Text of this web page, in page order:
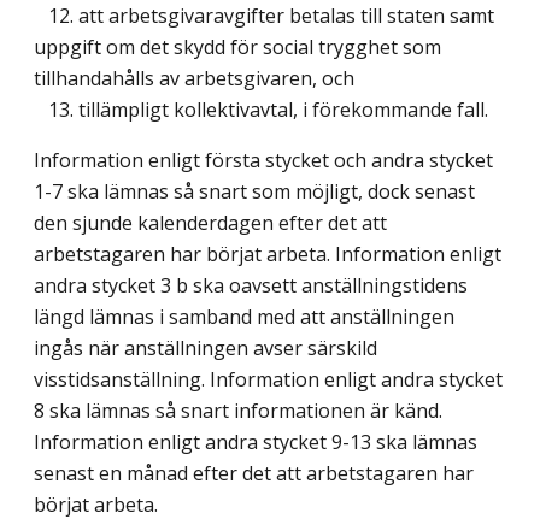
12. att arbetsgivaravgifter betalas till staten samt
uppgift om det skydd för social trygghet som
tillhandahålls av arbetsgivaren, och
13. tillämpligt kollektivavtal, i förekommande fall.
Information enligt första stycket och andra stycket
1-7 ska lämnas så snart som möjligt, dock senast
den sjunde kalenderdagen efter det att
arbetstagaren har börjat arbeta. Information enligt
andra stycket 3 b ska oavsett anställningstidens
längd lämnas i samband med att anställningen
ingås när anställningen avser särskild
visstidsanställning. Information enligt andra stycket
8 ska lämnas så snart informationen är känd.
Information enligt andra stycket 9-13 ska lämnas
senast en månad efter det att arbetstagaren har
börjat arbeta.